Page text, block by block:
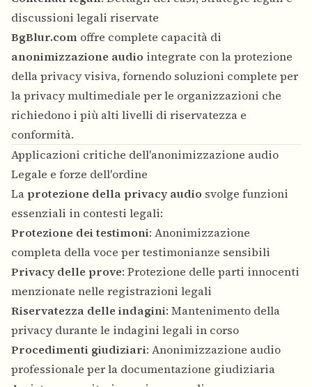
discussioni legali riservate
BgBlur.com offre complete capacità di
anonimizzazione audio integrate con la protezione
della privacy visiva, fornendo soluzioni complete per
la privacy multimediale per le organizzazioni che
richiedono i più alti livelli di riservatezza e
conformità.
Applicazioni critiche dell'anonimizzazione audio
Legale e forze dell'ordine
La protezione della privacy audio svolge funzioni
essenziali in contesti legali:
Protezione dei testimoni: Anonimizzazione
completa della voce per testimonianze sensibili
Privacy delle prove: Protezione delle parti innocenti
menzionate nelle registrazioni legali
Riservatezza delle indagini: Mantenimento della
privacy durante le indagini legali in corso
Procedimenti giudiziari: Anonimizzazione audio
professionale per la documentazione giudiziaria